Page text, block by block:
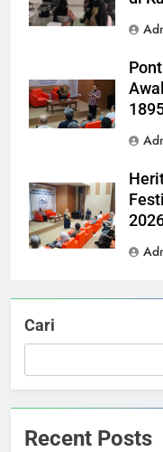
Cari
Recent Posts